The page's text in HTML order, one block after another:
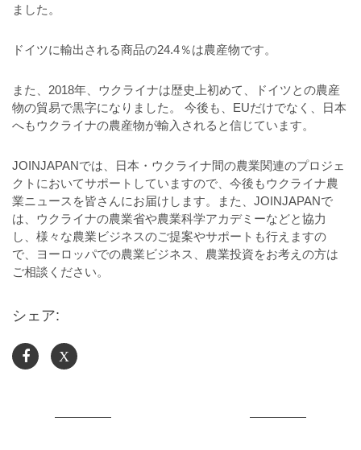
ました。
ドイツに輸出される商品の24.4％は農産物です。
また、2018年、ウクライナは歴史上初めて、ドイツとの農産
物の貿易で黒字になりました。 今後も、EUだけでなく、日本
へもウクライナの農産物が輸入されると信じています。
JOINJAPANでは、日本・ウクライナ間の農業関連のプロジェ
クトにおいてサポートしていますので、今後もウクライナ農
業ニュースを皆さんにお届けします。また、JOINJAPANで
は、ウクライナの農業省や農業科学アカデミーなどと協力
し、様々な農業ビジネスのご提案やサポートも行えますの
で、ヨーロッパでの農業ビジネス、農業投資をお考えの方は
ご相談ください。
シェア:
X